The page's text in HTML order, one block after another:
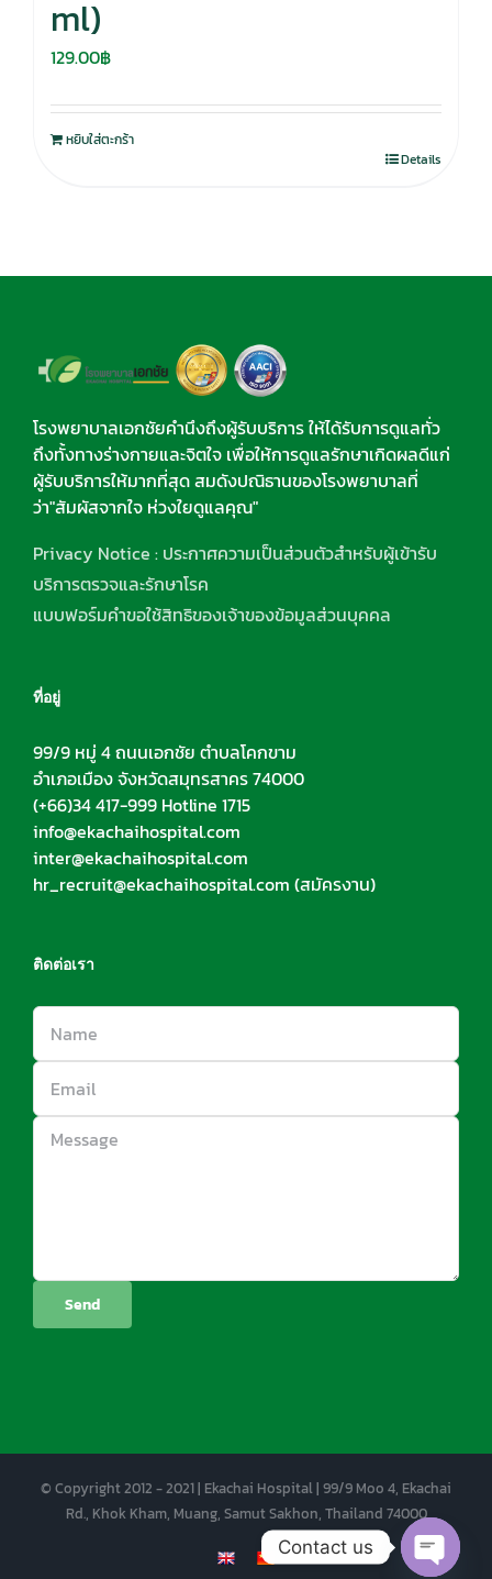
ml)
129.00฿
หยิบใส่ตะกร้า
Details
โรงพยาบาลเอกชัยคำนึงถึงผู้รับบริการ ให้ได้รับการดูแลทั่ว
ถึงทั้งทางร่างกายและจิตใจ เพื่อให้การดูแลรักษาเกิดผลดีแก่
ผู้รับบริการให้มากที่สุด สมดังปณิธานของโรงพยาบาลที่
ว่า"สัมผัสจากใจ ห่วงใยดูแลคุณ"
Privacy Notice : ประกาศความเป็นส่วนตัวสำหรับผู้เข้ารับ
บริการตรวจและรักษาโรค
แบบฟอร์มคำขอใช้สิทธิของเจ้าของข้อมูลส่วนบุคคล
ที่อยู่
99/9 หมู่ 4 ถนนเอกชัย ตำบลโคกขาม
อำเภอเมือง จังหวัดสมุทรสาคร 74000
(+66)34 417-999 Hotline 1715
info@ekachaihospital.com
inter@ekachaihospital.com
hr_recruit@ekachaihospital.com (สมัครงาน)
ติดต่อเรา
© Copyright 2012 - 2021 | Ekachai Hospital | 99/9 Moo 4, Ekachai
Rd., Khok Kham, Muang, Samut Sakhon, Thailand 74000
EN CNContact us